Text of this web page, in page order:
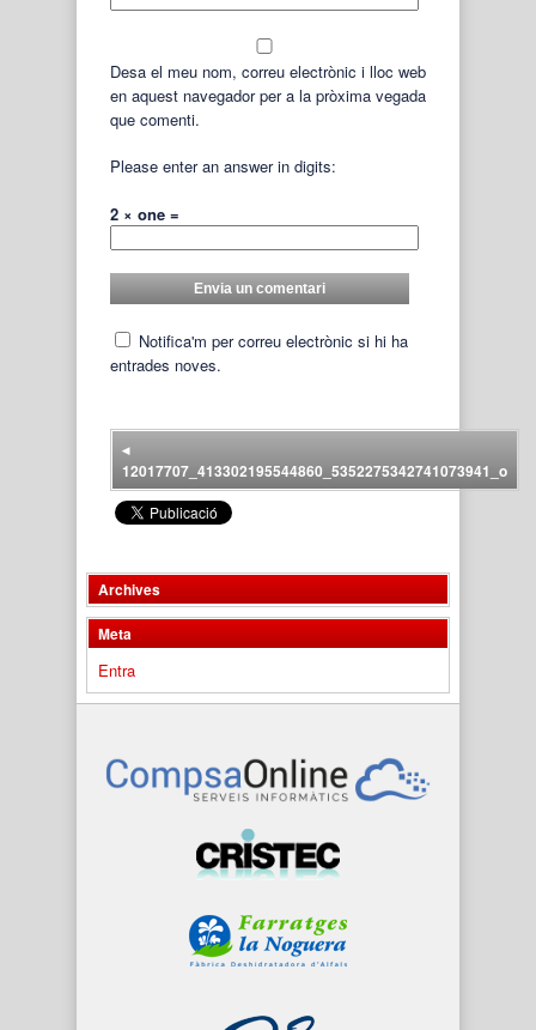
Desa el meu nom, correu electrònic i lloc web
en aquest navegador per a la pròxima vegada
que comenti.
Please enter an answer in digits:
2 × one =
Notifica'm per correu electrònic si hi ha
entrades noves.
◂
12017707_413302195544860_5352275342741073941_o
Archives
Meta
Entra